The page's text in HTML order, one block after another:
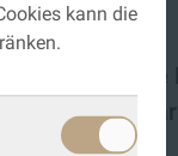
Muster
gebürstet,
kann die